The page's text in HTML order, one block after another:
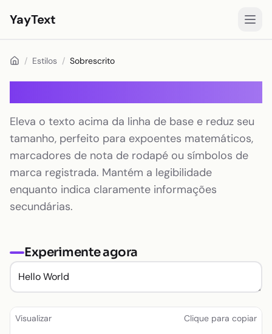
YayText
Estilos
Jogar🚀
Fontes para Instagram
Fontes para Facebook
Fontes para TikTok
Fontes para Twitter/X
Texto em negrito
Texto estético
Texto pequeno
Toggle theme
/ Estilos / Sobrescrito
Eleva o texto acima da linha de base e reduz seu
tamanho, perfeito para expoentes matemáticos,
marcadores de nota de rodapé ou símbolos de
marca registrada. Mantém a legibilidade
enquanto indica claramente informações
secundárias.
Experimente agora
Visualizar Clique para copiar